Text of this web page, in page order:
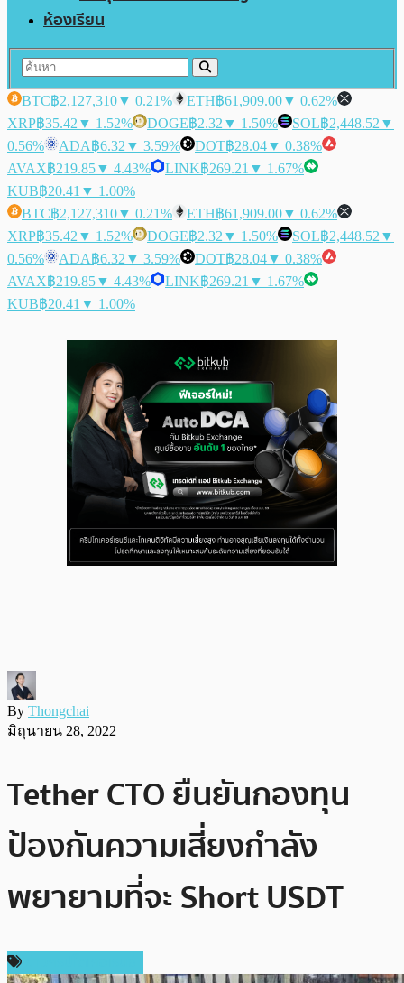
ห้องเรียน
BTC฿2,127,310▼ 0.21% ETH฿61,909.00▼ 0.62%
XRP฿35.42 ▼ 1.52% DOGE฿2.32 ▼ 1.50% SOL฿2,448.52 ▼
0.56%
ADA฿6.32 ▼ 3.59% DOT฿28.04▼ 0.38%
AVAX฿219.85▼ 4.43% LINK฿269.21 ▼ 1.67%
KUB฿20.41 ▼ 1.00%
BTC฿2,127,310▼ 0.21% ETH฿61,909.00▼ 0.62%
XRP฿35.42 ▼ 1.52% DOGE฿2.32 ▼ 1.50% SOL฿2,448.52 ▼
0.56%
ADA฿6.32 ▼ 3.59% DOT฿28.04▼ 0.38%
AVAX฿219.85▼ 4.43% LINK฿269.21 ▼ 1.67%
KUB฿20.41 ▼ 1.00%
By Thongchai
มิถุนายน 28, 2022
Tether CTO ยืนยันกองทุน
ป้องกันความเสี่ยงกำลัง
พยายามที่จะ Short USDT